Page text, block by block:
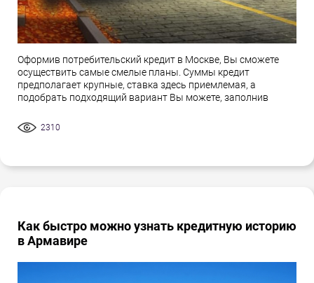
Оформив потребительский кредит в Москве, Вы сможете
осуществить самые смелые планы. Суммы кредит
предполагает крупные, ставка здесь приемлемая, а
подобрать подходящий вариант Вы можете, заполнив
2310
Как быстро можно узнать кредитную историю
в Армавире